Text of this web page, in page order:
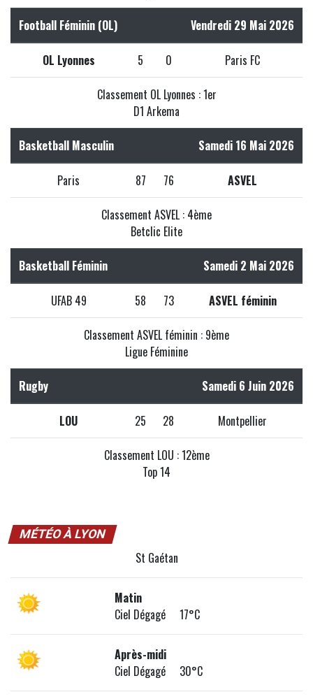
Football Féminin (OL) Vendredi 29 Mai 2026
OL Lyonnes 5 0 Paris FC
Classement OL Lyonnes : 1er
D1 Arkema
Basketball Masculin Samedi 16 Mai 2026
Paris 87 76 ASVEL
Classement ASVEL : 4ème
Betclic Elite
Basketball Féminin Samedi 2 Mai 2026
UFAB 49 58 73 ASVEL féminin
Classement ASVEL féminin : 9ème
Ligue Féminine
Rugby Samedi 6 Juin 2026
LOU 25 28 Montpellier
Classement LOU : 12ème
Top 14
MÉTÉO À LYON
St Gaétan
Matin
Ciel Dégagé 17°C
Après-midi
Ciel Dégagé 30°C